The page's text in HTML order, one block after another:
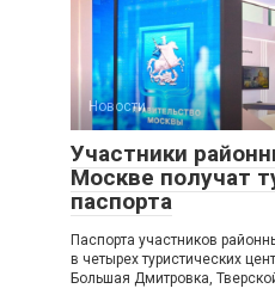
Новости
Участники
Москве получат
паспорта
Паспорта участников
в четырех туристических
Большая Дмитровка,